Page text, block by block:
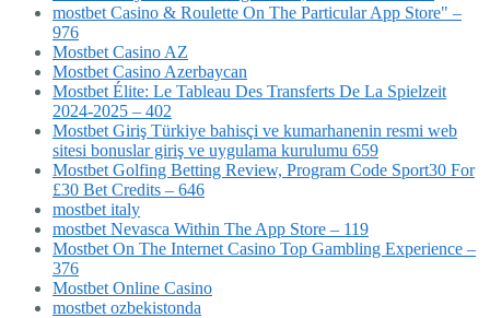
‎mostbet Casino & Roulette On The Particular App Store" –
976
Mostbet Casino AZ
Mostbet Casino Azerbaycan
Mostbet Élite: Le Tableau Des Transferts De La Spielzeit
2024-2025 – 402
Mostbet Giriş Türkiye bahisçi ve kumarhanenin resmi web
sitesi bonuslar giriş ve uygulama kurulumu 659
Mostbet Golfing Betting Review, Program Code Sport30 For
£30 Bet Credits – 646
mostbet italy
‎mostbet Nevasca Within The App Store – 119
Mostbet On The Internet Casino Top Gambling Experience –
376
Mostbet Online Casino
mostbet ozbekistonda